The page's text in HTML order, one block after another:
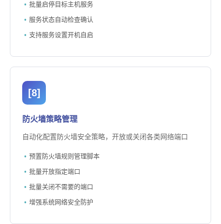
批量启停目标主机服务
服务状态自动检查确认
支持服务设置开机自启
[8]
防火墙策略管理
自动化配置防火墙安全策略，开放或关闭各类网络端口
预置防火墙规则管理脚本
批量开放指定端口
批量关闭不需要的端口
增强系统网络安全防护